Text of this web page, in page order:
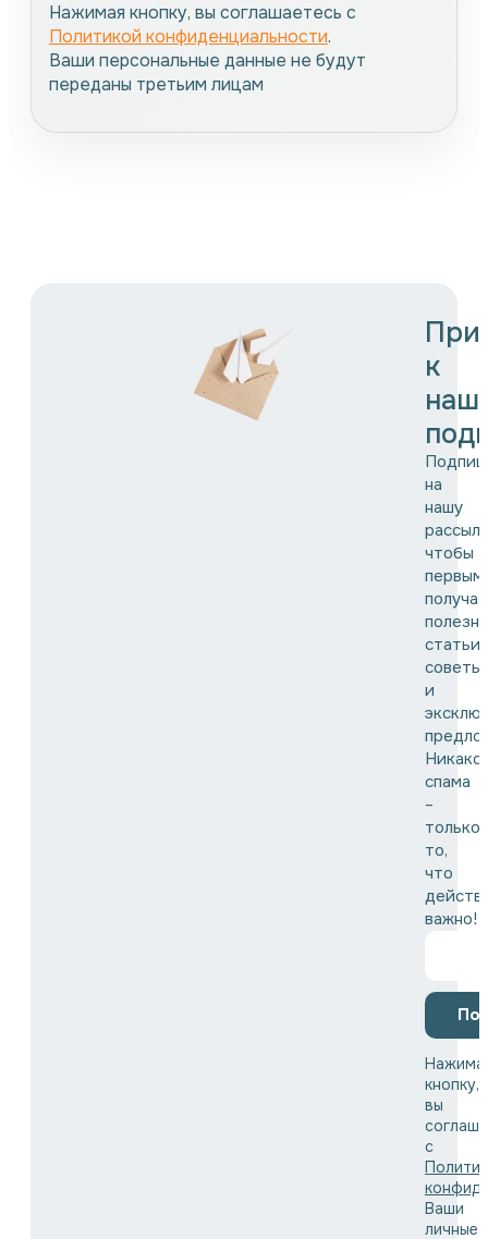
Нажимая кнопку, вы соглашаетесь с
Политикой конфиденциальности.
Ваши персональные данные не будут
переданы третьим лицам
к
на
нашу
чтобы
статьи,
советы
и
спама
–
только
то,
что
важно!
кнопку,
вы
с
Ваши
личные